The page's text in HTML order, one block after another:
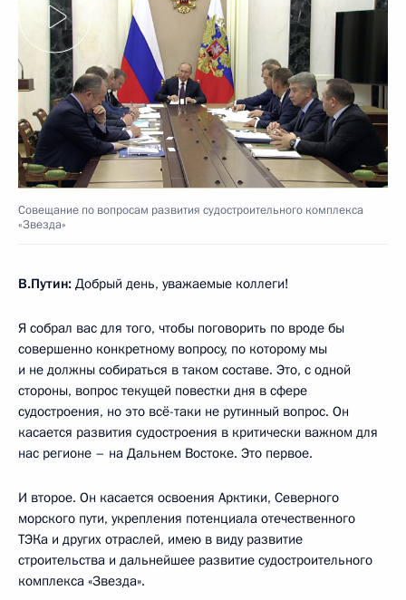
Совещание по вопросам развития судостроительного комплекса
«Звезда»
В.Путин: Добрый день, уважаемые коллеги!
Я собрал вас для того, чтобы поговорить по вроде бы
совершенно конкретному вопросу, по которому мы
и не должны собираться в таком составе. Это, с одной
стороны, вопрос текущей повестки дня в сфере
судостроения, но это всё-таки не рутинный вопрос. Он
касается развития судостроения в критически важном для
нас регионе – на Дальнем Востоке. Это первое.
И второе. Он касается освоения Арктики, Северного
морского пути, укрепления потенциала отечественного
ТЭКа и других отраслей, имею в виду развитие
строительства и дальнейшее развитие судостроительного
комплекса «Звезда».